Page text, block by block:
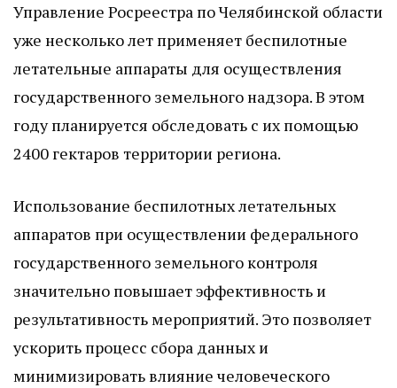
Управление Росреестра по Челябинской области
уже несколько лет применяет беспилотные
летательные аппараты для осуществления
государственного земельного надзора. В этом
году планируется обследовать с их помощью
2400 гектаров территории региона.
Использование беспилотных летательных
аппаратов при осуществлении федерального
государственного земельного контроля
значительно повышает эффективность и
результативность мероприятий. Это позволяет
ускорить процесс сбора данных и
минимизировать влияние человеческого